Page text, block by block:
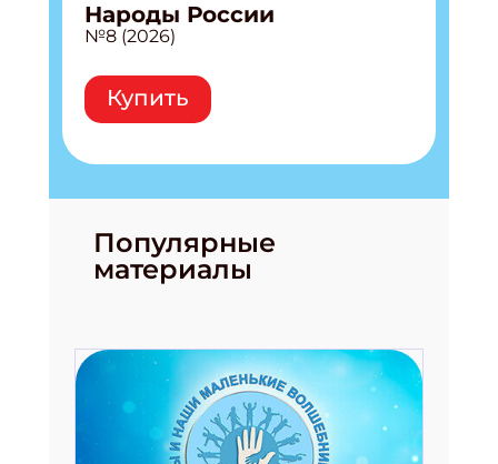
Народы России
№8 (2026)
Купить
Популярные
материалы
Подпишись на рассылку